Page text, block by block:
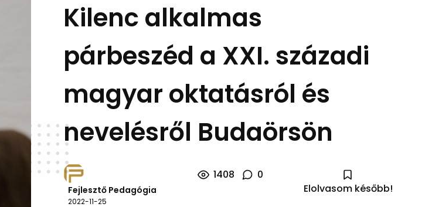
Kilenc alkalmas
párbeszéd a XXI. századi
magyar oktatásról és
nevelésről Budaörsön
Fejlesztő Pedagógia
2022-11-25
1408
0
Elolvasom később!